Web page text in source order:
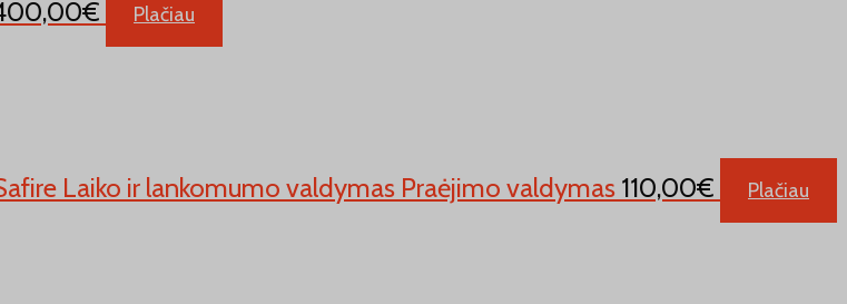
€ Plačiau
Laiko ir lankomumo valdymas Praėjimo valdymas 110,00€ Plačiau